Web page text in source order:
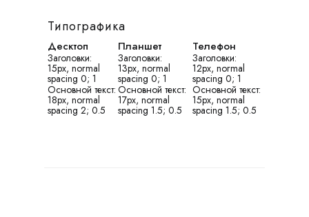
Типографика
Десктоп
Заголовки:
15px, normal
spacing 0; 1
Основной текст:
18px, normal
spacing 2; 0.5
Заголовки:
13px, normal
spacing 0; 1
Основной текст:
17px, normal
spacing 1.5; 0.5
Планшет Телефон
Заголовки:
12px, normal
spacing 0; 1
Основной текст:
15px, normal
spacing 1.5; 0.5